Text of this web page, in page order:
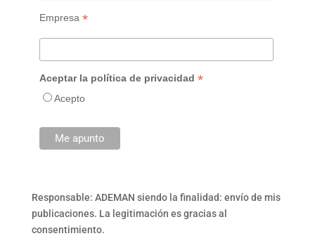
Empresa *
Aceptar la política de privacidad *
Acepto
Responsable: ADEMAN siendo la finalidad: envío de mis
publicaciones. La legitimación es gracias al
consentimiento.